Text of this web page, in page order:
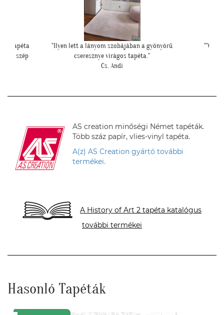
""Csatolok pár képet a dzsungeles sarokról!""
K. Laura
AS creation minőségi Német tapéták.
Több száz papír, vlies-vinyl tapéta.
A(z) AS Creation gyártó további
termékei.
A History of Art 2 tapéta katalógus
további termékei
Hasonló Tapéták